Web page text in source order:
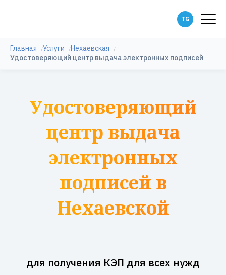
Главная Услуги
Нехаевская
Удостоверяющий центр выдача электронных подписей
Удостоверяющий
центр выдача
электронных
подписей в
Нехаевской
для получения КЭП для всех нужд